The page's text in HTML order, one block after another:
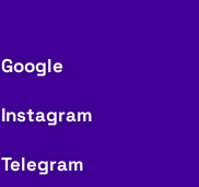
Google
Instagram
Telegram